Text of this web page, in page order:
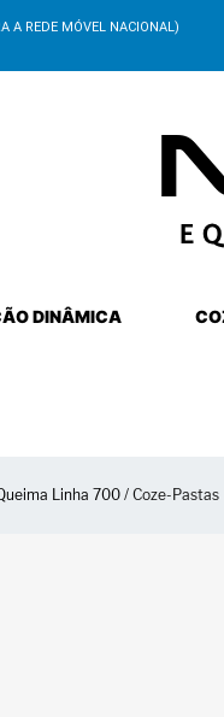
A REDE MÓVEL NACIONAL)
DINÂMICA
Linha 700/ Coze-Pastas